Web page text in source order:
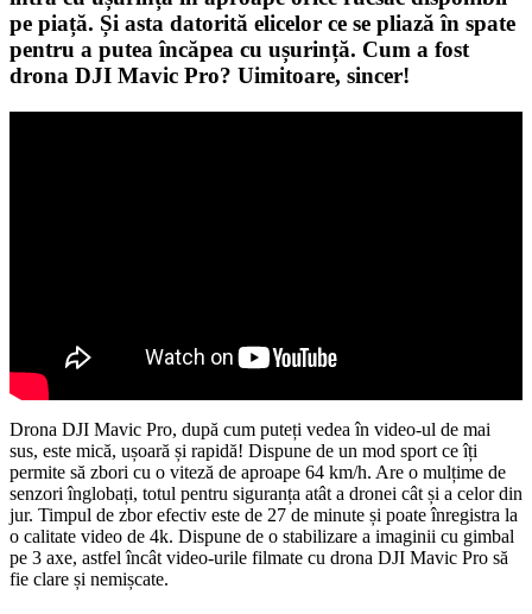
pe piață. Și asta datorită elicelor ce se pliază în spate
pentru a putea încăpea cu ușurință. Cum a fost
drona DJI Mavic Pro? Uimitoare, sincer!
Drona DJI Mavic Pro, după cum puteți vedea în video-ul de mai
sus, este mică, ușoară și rapidă! Dispune de un mod sport ce îți
permite să zbori cu o viteză de aproape 64 km/h. Are o mulțime de
senzori înglobați, totul pentru siguranța atât a dronei cât și a celor din
jur. Timpul de zbor efectiv este de 27 de minute și poate înregistra la
o calitate video de 4k. Dispune de o stabilizare a imaginii cu gimbal
pe 3 axe, astfel încât video-urile filmate cu drona DJI Mavic Pro să
fie clare și nemișcate.